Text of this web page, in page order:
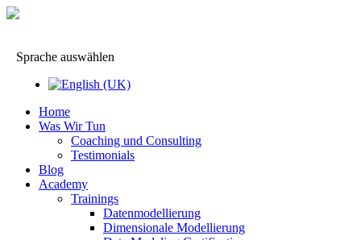
Sprache auswählen
Home
Was Wir Tun
Coaching und Consulting
Testimonials
Blog
Academy
Trainings
Datenmodellierung
Dimensionale Modellierung